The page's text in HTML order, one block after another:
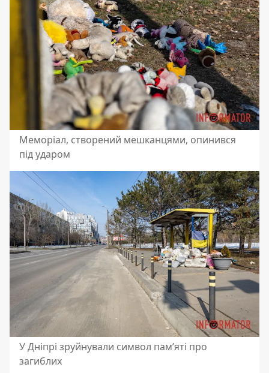
Меморіал, створений мешканцями, опинився
під ударом
У Дніпрі зруйнували символ пам’яті про
загиблих